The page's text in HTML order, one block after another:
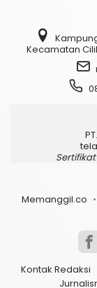
Kecamatan
Memanggil.co
Kontak Redaksi